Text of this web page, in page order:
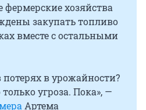
хозяйства
закупать топливо
вместе с остальными
потерях в урожайности?
угроза. Пока», —
Артема